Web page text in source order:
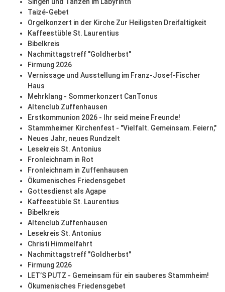
Taizé-Gebet
Orgelkonzert in der Kirche Zur Heiligsten Dreifaltigkeit
Kaffeestüble St. Laurentius
Bibelkreis
Nachmittagstreff "Goldherbst"
Firmung 2026
Vernissage und Ausstellung im Franz-Josef-Fischer
Haus
Mehrklang - Sommerkonzert CanTonus
Altenclub Zuffenhausen
Erstkommunion 2026 - Ihr seid meine Freunde!
Stammheimer Kirchenfest - "Vielfalt. Gemeinsam. Feiern,"
Neues Jahr, neues Rundzelt
Lesekreis St. Antonius
Fronleichnam in Rot
Fronleichnam in Zuffenhausen
Ökumenisches Friedensgebet
Gottesdienst als Agape
Kaffeestüble St. Laurentius
Bibelkreis
Altenclub Zuffenhausen
Lesekreis St. Antonius
Christi Himmelfahrt
Nachmittagstreff "Goldherbst"
Firmung 2026
LET’S PUTZ - Gemeinsam für ein sauberes Stammheim!
Ökumenisches Friedensgebet